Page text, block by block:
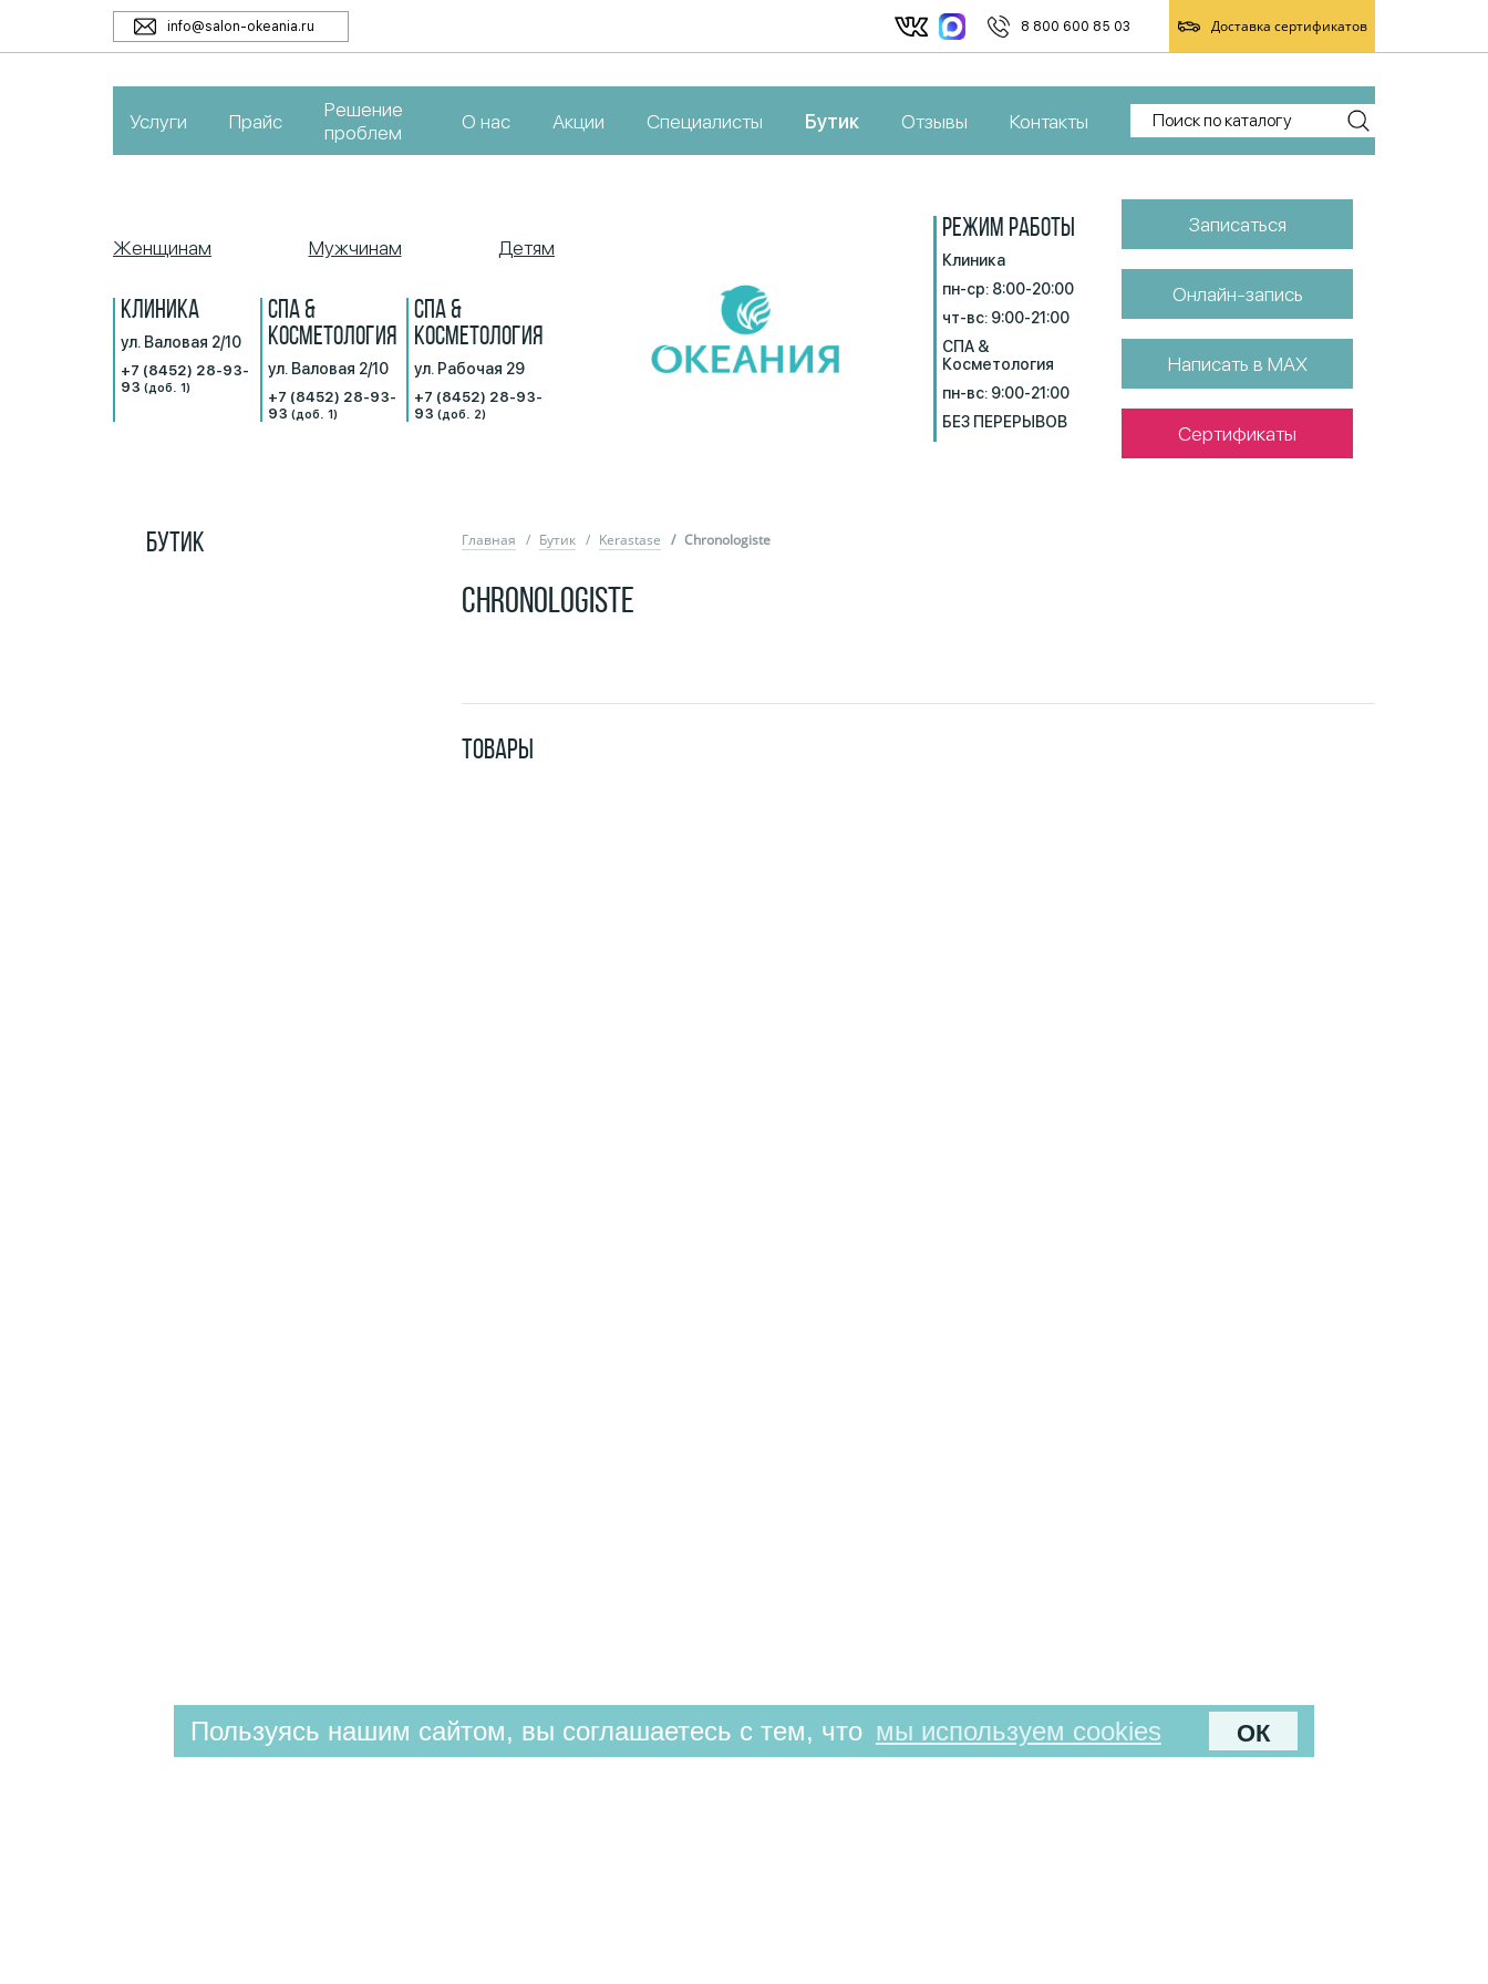
Пользуясь нашим сайтом, вы соглашаетесь с тем, что мы используем cookies ОК
info@salon-okeania.ru 8 800 600 85 03 Доставка сертификатов
Услуги Прайс
Решение
проблем
О нас Акции Специалисты Бутик Отзывы Контакты
Женщинам Мужчинам Детям
КЛИНИКА
ул. Валовая 2/10
+7 (8452) 28-93-
93(доб. 1)
СПА &
КОСМЕТОЛОГИЯ
ул. Валовая 2/10
+7 (8452) 28-93-
93 (доб. 1)
СПА &
КОСМЕТОЛОГИЯ
ул. Рабочая 29
+7 (8452) 28-93-
93(доб. 2)
РЕЖИМ РАБОТЫ
Клиника
пн-ср: 8:00-20:00
чт-вс: 9:00-21:00
СПА &
Косметология
пн-вс: 9:00-21:00
БЕЗ ПЕРЕРЫВОВ
Записаться
Онлайн-запись
Написать в MAX
Сертификаты
БУТИК Главная Бутик Kerastase Chronologiste
CHRONOLOGISTE
ТОВАРЫ